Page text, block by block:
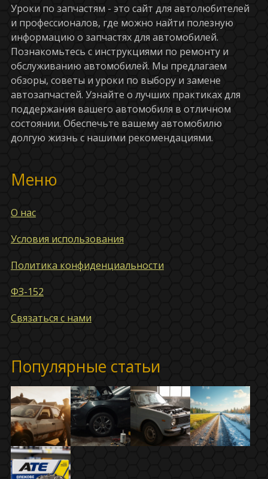
Уроки по запчастям - это сайт для автолюбителей
и профессионалов, где можно найти полезную
информацию о запчастях для автомобилей.
Познакомьтесь с инструкциями по ремонту и
обслуживанию автомобилей. Мы предлагаем
обзоры, советы и уроки по выбору и замене
автозапчастей. Узнайте о лучших практиках для
поддержания вашего автомобиля в отличном
состоянии. Обеспечьте вашему автомобилю
долгую жизнь с нашими рекомендациями.
Меню
О нас
Условия использования
Политика конфиденциальности
ФЗ-152
Связаться с нами
Популярные статьи